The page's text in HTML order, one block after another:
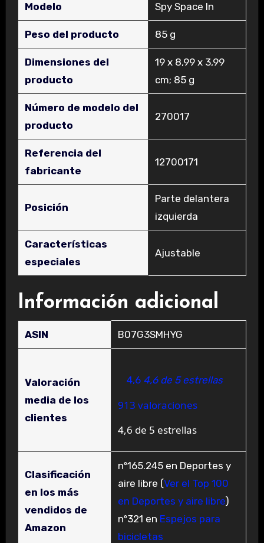
Modelo ‎Spy Space In
Peso del producto ‎85 g
Dimensiones del
producto
‎19 x 8,99 x 3,99
cm; 85 g
Número de modelo del
producto
‎270017
Referencia del
fabricante
‎12700171
Posición
‎Parte delantera
izquierda
Características
especiales
‎Ajustable
Información adicional
ASIN B07G3SMHYG
Valoración
media de los
clientes
4,6 4,6 de 5 estrellas
913 valoraciones
4,6 de 5 estrellas
Clasificación
en los más
vendidos de
Amazon
nº165.245 en Deportes y
aire libre (Ver el Top 100
en Deportes y aire libre)
nº321 en Espejos para
bicicletas